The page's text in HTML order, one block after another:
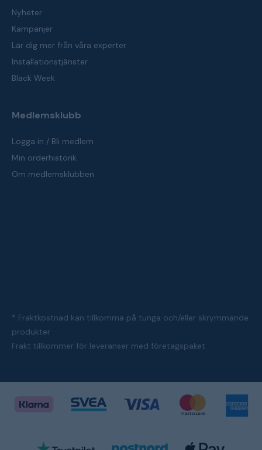
Nyheter
Kampanjer
Lär dig mer från våra experter
Installationstjänster
Black Week
Medlemsklubb
Logga in / Bli medlem
Min orderhistorik
Om medlemsklubben
* Fraktkostnad kan tillkomma på tunga och/eller skrymmande
produkter
Frakt tillkommer för leveranser med företagspaket